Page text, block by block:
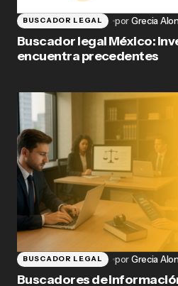
BUSCADOR LEGAL porGrecia
Buscador legal México:
encuentra precedentes
BUSCADOR LEGAL porGrecia
Buscadores de